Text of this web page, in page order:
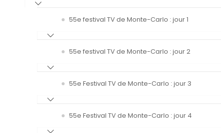
55e festival TV de Monte-Carlo : jour 1
55e festival TV de Monte-Carlo : jour 2
55e Festival TV de Monte-Carlo : jour 3
55e Festival TV de Monte-Carlo : jour 4